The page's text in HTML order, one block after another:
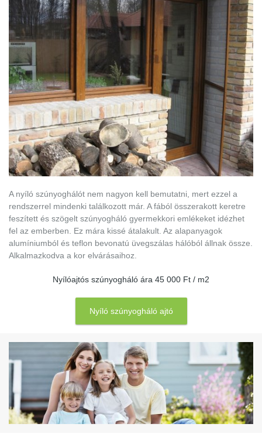
A nyíló szúnyoghálót nem nagyon kell bemutatni, mert ezzel a
rendszerrel mindenki találkozott már. A fából összerakott keretre
feszített és szögelt szúnyogháló gyermekkori emlékeket idézhet
fel az emberben. Ez mára kissé átalakult. Az alapanyagok
alumíniumból és teflon bevonatú üvegszálas hálóból állnak össze.
Alkalmazkodva a kor elvárásaihoz.
Nyílóajtós szúnyogháló ára 45 000 Ft / m2
Nyíló szúnyogháló ajtó